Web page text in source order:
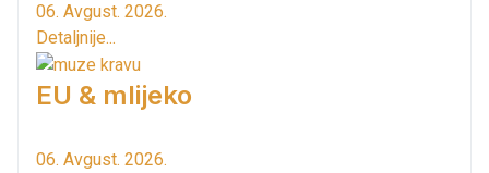
06. Avgust. 2026.
Detaljnije...
EU & mlijeko
06. Avgust. 2026.